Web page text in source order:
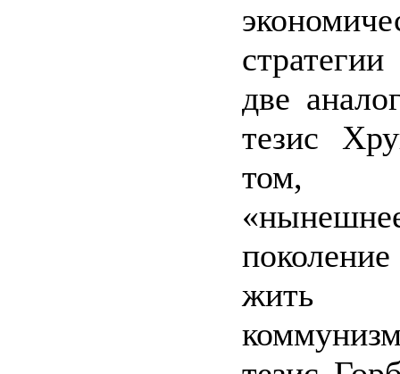
две
тезис
том,
жить